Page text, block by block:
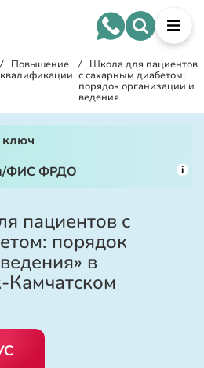
/ Повышение
квалификации
/ Школа для пациентов
с сахарным диабетом:
порядок организации и
ведения
ключ
ФИС ФРДО
i
пациентов с
порядок
в
Камчатском